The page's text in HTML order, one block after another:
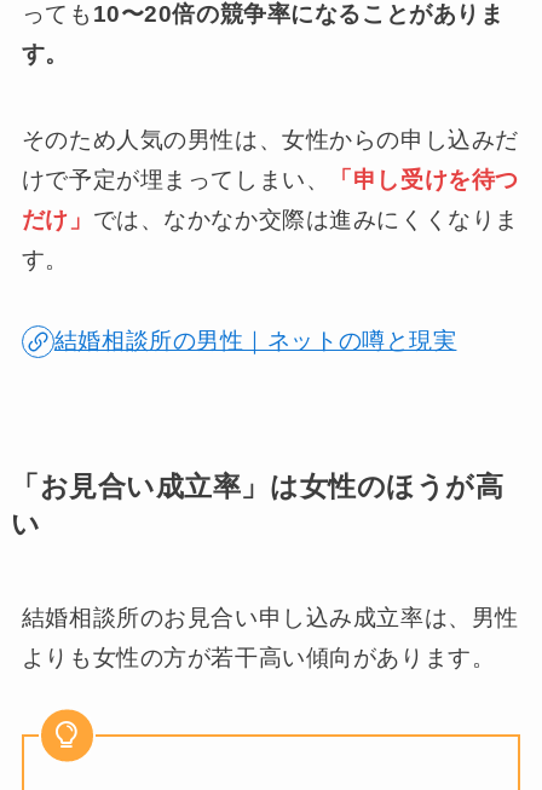
っても 10〜20倍の競争率になることがありま
す。
そのため人気の男性は、女性からの申し込みだ
けで予定が埋まってしまい、
「申し受けを待つ
だけ」 では、なかなか交際は進みにくくなりま
す。
結婚相談所の男性｜ネットの噂と現実
「お見合い成立率」は女性のほうが高
い
結婚相談所のお見合い申し込み成立率は、男性
よりも女性の方が若干高い傾向があります。